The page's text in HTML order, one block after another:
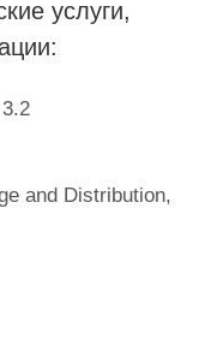
услуги,
and Distribution,